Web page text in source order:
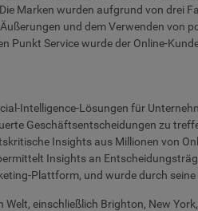
Marken wurden aufgrund von drei
und dem Verwenden von
Service wurde der Online-
Intelligence-Lösungen für
Geschäftsentscheidungen zu
Insights aus Millionen von
Insights an
Plattform, und wurde durch
einschließlich Brighton, New